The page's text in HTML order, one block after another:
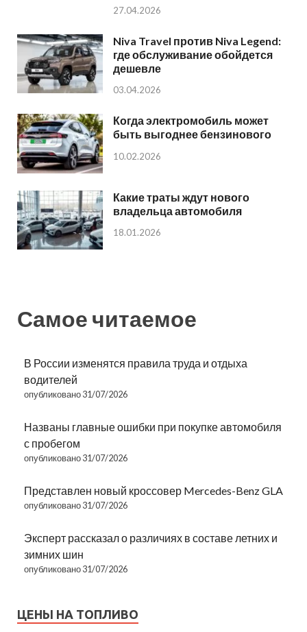
27.04.2026
Niva Travel против Niva Legend:
где обслуживание обойдется
дешевле
03.04.2026
Когда электромобиль может
быть выгоднее бензинового
10.02.2026
Какие траты ждут нового
владельца автомобиля
18.01.2026
Самое читаемое
В России изменятся правила труда и отдыха
водителей
опубликовано 31/07/2026
Названы главные ошибки при покупке автомобиля
с пробегом
опубликовано 31/07/2026
Представлен новый кроссовер Mercedes-Benz GLA
опубликовано 31/07/2026
Эксперт рассказал о различиях в составе летних и
зимних шин
опубликовано 31/07/2026
ЦЕНЫ НА ТОПЛИВО